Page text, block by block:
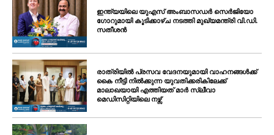
ഇന്ത്യയിലെ യുഎസ് അംബാസഡർ സെർജിയോ
ഗോറുമായി കൂടിക്കാഴ്ച നടത്തി മുഖ്യമന്ത്രി വി.ഡി.
സതീശൻ
രാത്രിയിൽ പ്രസവ വേദനയുമായി വാഹനങ്ങൾക്ക്
കൈ നീട്ടി നിൽക്കുന്ന യുവതിക്കരികിലേക്ക്
മാലാഖയായി എത്തിയത് മാർ സ്ലീവാ
മെഡിസിറ്റിയിലെ നഴ്സ്